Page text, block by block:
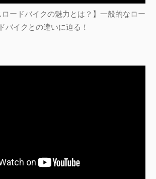
ロードバイクの魅力とは？】一般的なロー
ドバイクとの違いに迫る！